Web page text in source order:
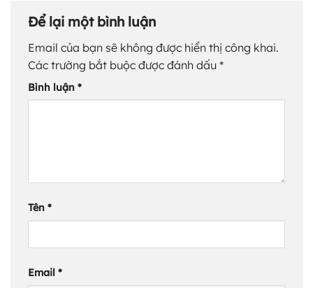
Để lại một bình luận
Email của bạn sẽ không được hiển thị công khai.
Các trường bắt buộc được đánh dấu *
Bình luận *
Tên *
Email *